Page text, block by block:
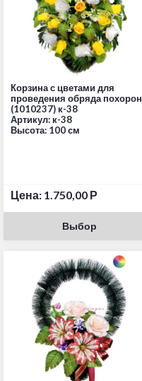
Корзина с цветами для
проведения обряда похорон
(1010237) к-38
Артикул: к-38
Высота: 100 см
Цена: 1.750,00 Р
Выбор